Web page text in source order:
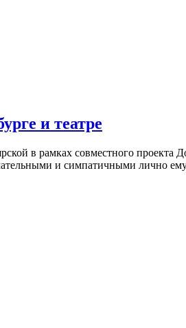
и театре
в рамках совместного
и симпатичными лично